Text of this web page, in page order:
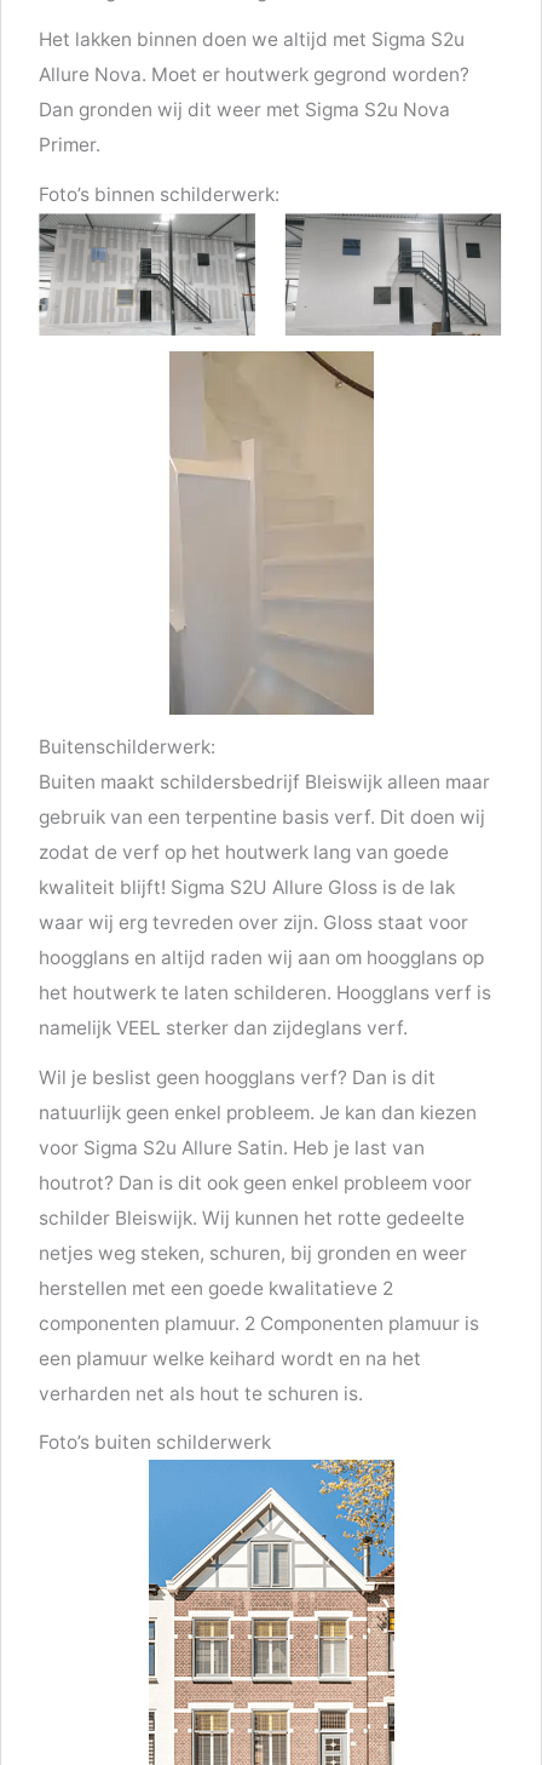
Het lakken binnen doen we altijd met Sigma S2u
Allure Nova. Moet er houtwerk gegrond worden?
Dan gronden wij dit weer met Sigma S2u Nova
Primer.
Foto’s binnen schilderwerk:
Buitenschilderwerk:
Buiten maakt schildersbedrijf Bleiswijk alleen maar
gebruik van een terpentine basis verf. Dit doen wij
zodat de verf op het houtwerk lang van goede
kwaliteit blijft! Sigma S2U Allure Gloss is de lak
waar wij erg tevreden over zijn. Gloss staat voor
hoogglans en altijd raden wij aan om hoogglans op
het houtwerk te laten schilderen. Hoogglans verf is
namelijk VEEL sterker dan zijdeglans verf.
Wil je beslist geen hoogglans verf? Dan is dit
natuurlijk geen enkel probleem. Je kan dan kiezen
voor Sigma S2u Allure Satin. Heb je last van
houtrot? Dan is dit ook geen enkel probleem voor
schilder Bleiswijk. Wij kunnen het rotte gedeelte
netjes weg steken, schuren, bij gronden en weer
herstellen met een goede kwalitatieve 2
componenten plamuur. 2 Componenten plamuur is
een plamuur welke keihard wordt en na het
verharden net als hout te schuren is.
Foto’s buiten schilderwerk